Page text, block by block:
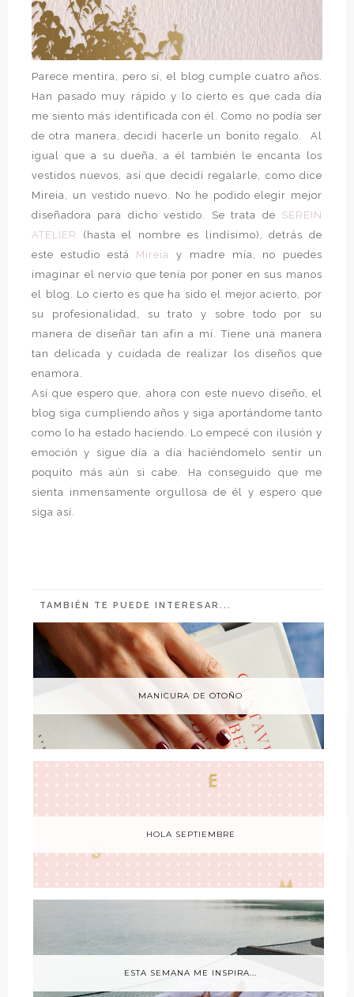
Parece mentira, pero sí, el blog cumple cuatro años.
Han pasado muy rápido y lo cierto es que cada día
me siento más identificada con él. Como no podía ser
de otra manera, decidí hacerle un bonito regalo. Al
igual que a su dueña, a él también le encanta los
vestidos nuevos, así que decidí regalarle, como dice
Mireia, un vestido nuevo. No he podido elegir mejor
diseñadora para dicho vestido. Se trata de SEREIN
ATELIER
(hasta el nombre es lindísimo), detrás de
este estudio está Mireia
y madre mía, no puedes
imaginar el nervio que tenía por poner en sus manos
el blog. Lo cierto es que ha sido el mejor acierto, por
su profesionalidad, su trato y sobre todo por su
manera de diseñar tan afin a mí. Tiene una manera
tan delicada y cuidada de realizar los diseños que
enamora.
Así que espero que, ahora con este nuevo diseño, el
blog siga cumpliendo años y siga aportándome tanto
como lo ha estado haciendo. Lo empecé con ilusión y
emoción y sigue día a día haciéndomelo sentir un
poquito más aún si cabe. Ha conseguido que me
sienta inmensamente orgullosa de él y espero que
siga así.
TAMBIÉN TE PUEDE INTERESAR...
MANICURA DE OTOÑO
HOLA SEPTIEMBRE
ESTA SEMANA ME INSPIRA...